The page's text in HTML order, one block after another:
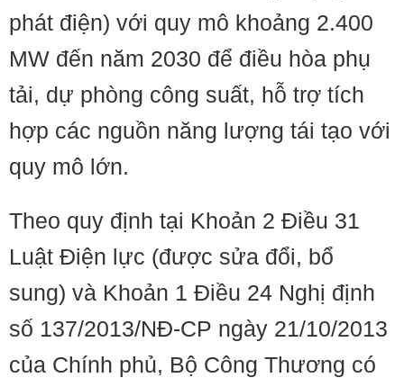
phát điện) với quy mô khoảng 2.400
MW đến năm 2030 để điều hòa phụ
tải, dự phòng công suất, hỗ trợ tích
hợp các nguồn năng lượng tái tạo với
quy mô lớn.
Theo quy định tại Khoản 2 Điều 31
Luật Điện lực (được sửa đổi, bổ
sung) và Khoản 1 Điều 24 Nghị định
số 137/2013/NĐ-CP ngày 21/10/2013
của Chính phủ, Bộ Công Thương có